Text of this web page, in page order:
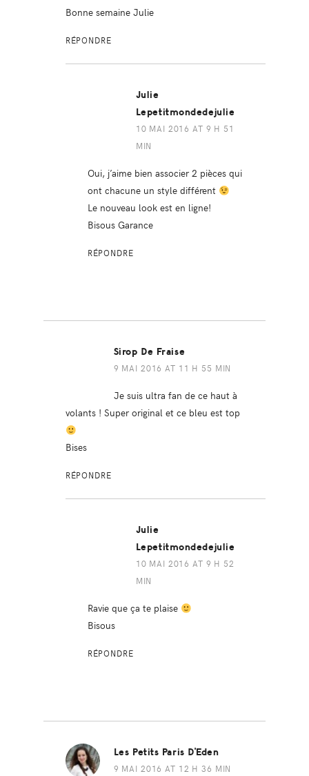
Bonne semaine Julie
RÉPONDRE
Julie
Lepetitmondedejulie
10 MAI 2016 AT 9 H 51
MIN
Oui, j’aime bien associer 2 pièces qui
ont chacune un style différent
Le nouveau look est en ligne!
Bisous Garance
RÉPONDRE
Sirop De Fraise
9 MAI 2016 AT 11 H 55 MIN
Je suis ultra fan de ce haut à
volants ! Super original et ce bleu est top
Bises
RÉPONDRE
Julie
Lepetitmondedejulie
10 MAI 2016 AT 9 H 52
MIN
Ravie que ça te plaise
Bisous
RÉPONDRE
Les Petits Paris D'Eden
9 MAI 2016 AT 12 H 36 MIN